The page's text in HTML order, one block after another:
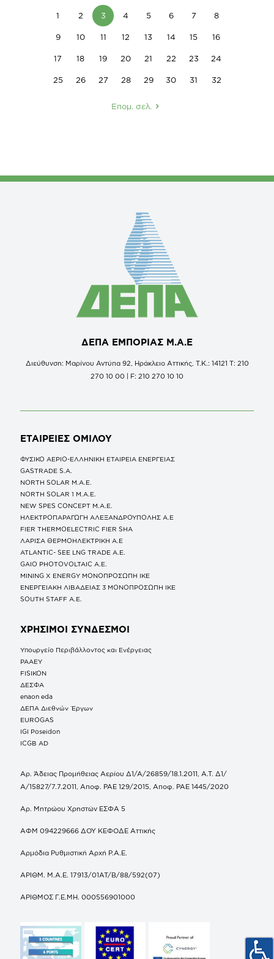
1 2 3 4 5 6 7 8
9 10 11 12 13 14 15 16
17 18 19 20 21 22 23 24
25 26 27 28 29 30 31 32
Επομ. σελ.
ΔΕΠΑ ΕΜΠΟΡΙΑΣ Μ.Α.Ε
Διεύθυνση: Μαρίνου Αντύπα 92, Ηράκλειο Αττικής, Τ.Κ.: 14121 Τ: 210
270 10 00 | F: 210 270 10 10
ΕΤΑΙΡΕΙΕΣ ΟΜΙΛΟΥ
ΦΥΣΙΚΟ ΑΕΡΙΟ-ΕΛΛΗΝΙΚΗ ΕΤΑΙΡΕΙΑ ΕΝΕΡΓΕΙΑΣ
GASTRADE S.A.
NORTH SOLAR M.Α.Ε.
NORTH SOLAR 1 M.Α.Ε.
NEW SPES CONCEPT Μ.Α.Ε.
ΗΛΕΚΤΡΟΠΑΡΑΓΩΓΗ ΑΛΕΞΑΝΔΡΟΥΠΟΛΗΣ A.E
FIER THERMOELECTRIC FIER SHA
ΛΑΡΙΣΑ ΘΕΡΜΟΗΛΕΚΤΡΙΚΗ A.E
ATLANTIC- SEE LNG TRADE A.E.
GAIO PHOTOVOLTAIC Α.Ε.
MINING X ENERGY ΜΟΝΟΠΡΟΣΩΠΗ ΙΚΕ
ΕΝΕΡΓΕΙΑΚΗ ΛΙΒΑΔΕΙΑΣ 3 ΜΟΝΟΠΡΟΣΩΠΗ ΙΚΕ
SOUTH STAFF Α.Ε.
ΧΡΗΣΙΜΟΙ ΣΥΝΔΕΣΜΟΙ
Υπουργείο Περιβάλλοντος και Ενέργειας
ΡΑΑΕΥ
FISIKON
ΔΕΣΦΑ
enaon eda
ΔΕΠΑ Διεθνών Έργων
EUROGAS
IGI Poseidon
ICGB AD
Αρ. Άδειας Προμήθειας Αερίου Δ1/Α/26859/18.1.2011, Α.Τ. Δ1/
Α/15827/7.7.2011, Αποφ. ΡΑΕ 129/2015, Αποφ. ΡΑΕ 1445/2020
Αρ. Μητρώου Χρηστών ΕΣΦΑ 5
ΑΦΜ 094229666 ΔΟΥ ΚΕΦΟΔΕ Αττικής
Αρμόδια Ρυθμιστική Αρχή Ρ.Α.Ε.
ΑΡΙΘΜ. Μ.Α.Ε. 17913/01ΑΤ/Β/88/592(07)
ΑΡΙΘΜΟΣ Γ.Ε.ΜΗ. 000556901000